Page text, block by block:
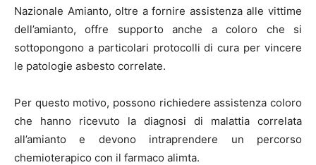
Nazionale Amianto, oltre a fornire assistenza alle vittime
dell’amianto, offre supporto anche a coloro che si
sottopongono a particolari protocolli di cura per vincere
le patologie asbesto correlate.
Per questo motivo, possono richiedere assistenza coloro
che hanno ricevuto la diagnosi di malattia correlata
all’amianto e devono intraprendere un percorso
chemioterapico con il farmaco alimta.